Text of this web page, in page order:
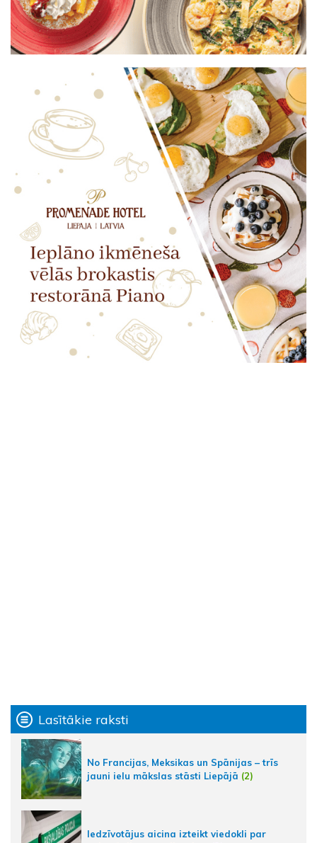
Lasītākie raksti
No Francijas, Meksikas un Spānijas – trīs
jauni ielu mākslas stāsti Liepājā (2)
Iedzīvotājus aicina izteikt viedokli par